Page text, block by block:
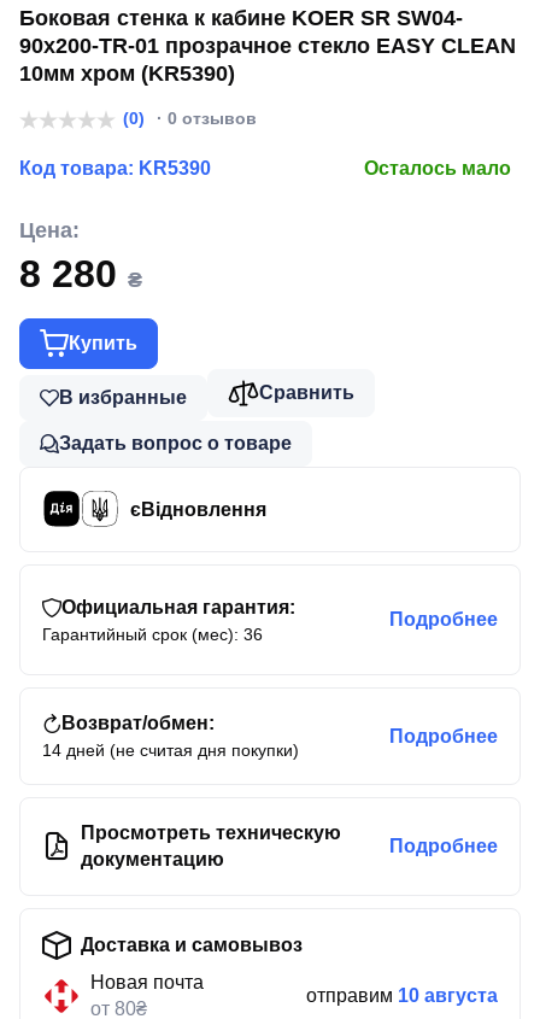
Боковая стенка к кабине KOER SR SW04-
90x200-TR-01 прозрачное стекло EASY CLEAN
10мм хром (KR5390)
(0) · 0 отзывов
Код товара: KR5390 Осталось мало
Цена:
8 280 ₴
Купить
В избранные Сравнить
Задать вопрос о товаре
єВідновлення
Официальная гарантия:
Гарантийный срок (мес): 36
Подробнее
Возврат/обмен:
14 дней (не считая дня покупки)
Подробнее
Просмотреть техническую
документацию
Подробнее
Доставка и самовывоз
Новая почта
от 80₴
отправим 10 августа